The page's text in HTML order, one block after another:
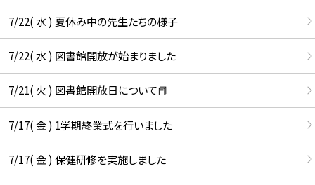
7/22( 水 ) 夏休み中の先生たちの様子
7/22( 水 ) 図書館開放が始まりました
7/21( 火 ) 図書館開放日について📕
7/17( 金 ) 1学期終業式を行いました
7/17( 金 ) 保健研修を実施しました